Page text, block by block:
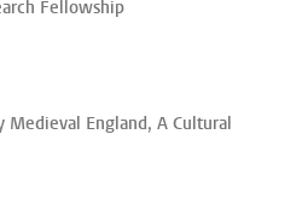
Fellowship
Medieval England, A Cultural